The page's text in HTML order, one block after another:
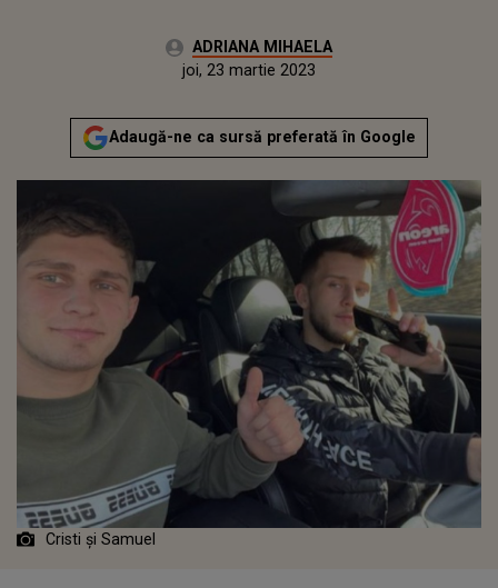
Autor:ADRIANA MIHAELA
miercuri, 23 martie 2022Actualizat:
joi, 23 martie 2023
Adaugă-ne ca sursă preferată în Google
Cristi și Samuel